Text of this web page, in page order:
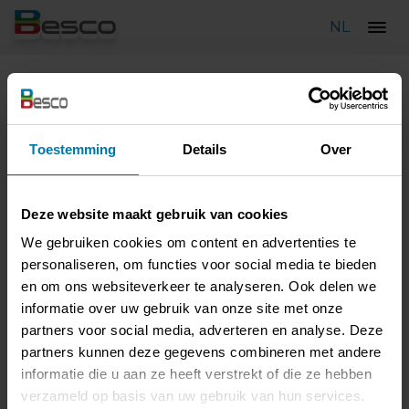
Toestemming Details Over
Deze website maakt gebruik van cookies
We gebruiken cookies om content en advertenties te
personaliseren, om functies voor social media te bieden
en om ons websiteverkeer te analyseren. Ook delen we
informatie over uw gebruik van onze site met onze
partners voor social media, adverteren en analyse. Deze
partners kunnen deze gegevens combineren met andere
informatie die u aan ze heeft verstrekt of die ze hebben
verzameld op basis van uw gebruik van hun services.
NL
Make-over
een serieuze make-over . Lichter, ruimer en met alle mogelijke
Wat vinden jullie ervan ?